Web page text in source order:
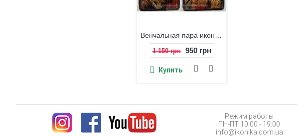
1 150 грн 950 грн
Купить
Режим работы
ПН-ПТ 10:00 - 19:00
info@ikonika.com.ua